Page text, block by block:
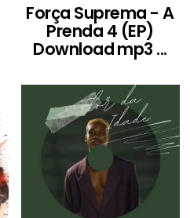
Força Suprema - A
Prenda 4 (EP)
Download mp3 ...